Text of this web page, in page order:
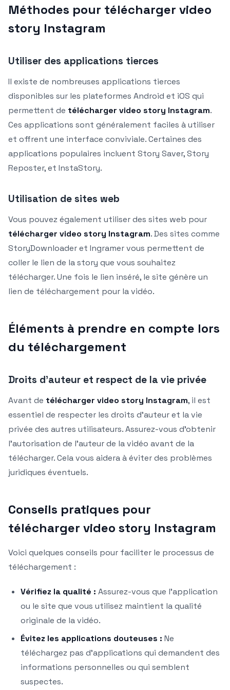
Méthodes pour télécharger video
story Instagram
Utiliser des applications tierces
Il existe de nombreuses applications tierces
disponibles sur les plateformes Android et iOS qui
permettent de télécharger video story Instagram.
Ces applications sont généralement faciles à utiliser
et offrent une interface conviviale. Certaines des
applications populaires incluent Story Saver, Story
Reposter, et InstaStory.
Utilisation de sites web
Vous pouvez également utiliser des sites web pour
télécharger video story Instagram. Des sites comme
StoryDownloader et Ingramer vous permettent de
coller le lien de la story que vous souhaitez
télécharger. Une fois le lien inséré, le site génère un
lien de téléchargement pour la vidéo.
Éléments à prendre en compte lors
du téléchargement
Droits d’auteur et respect de la vie privée
Avant de télécharger video story Instagram, il est
essentiel de respecter les droits d’auteur et la vie
privée des autres utilisateurs. Assurez-vous d’obtenir
l’autorisation de l’auteur de la vidéo avant de la
télécharger. Cela vous aidera à éviter des problèmes
juridiques éventuels.
Conseils pratiques pour
télécharger video story Instagram
Voici quelques conseils pour faciliter le processus de
téléchargement :
Vérifiez la qualité : Assurez-vous que l’application
ou le site que vous utilisez maintient la qualité
originale de la vidéo.
Évitez les applications douteuses : Ne
téléchargez pas d’applications qui demandent des
informations personnelles ou qui semblent
suspectes.